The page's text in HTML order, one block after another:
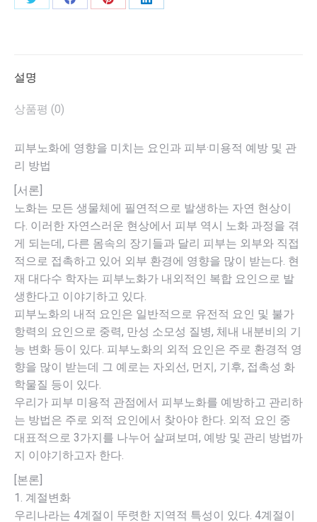
요
과
부
·
용
적
예
방
및
관
리
방
법
수
량
Share
Share
Share
Share
설명
상품평 (0)
피부노화에 영향을 미치는 요인과 피부·미용적 예방 및 관
리 방법
[서론]
노화는 모든 생물체에 필연적으로 발생하는 자연 현상이
다. 이러한 자연스러운 현상에서 피부 역시 노화 과정을 겪
게 되는데, 다른 몸속의 장기들과 달리 피부는 외부와 직접
적으로 접촉하고 있어 외부 환경에 영향을 많이 받는다. 현
재 대다수 학자는 피부노화가 내외적인 복합 요인으로 발
생한다고 이야기하고 있다.
피부노화의 내적 요인은 일반적으로 유전적 요인 및 불가
항력의 요인으로 중력, 만성 소모성 질병, 체내 내분비의 기
능 변화 등이 있다. 피부노화의 외적 요인은 주로 환경적 영
향을 많이 받는데 그 예로는 자외선, 먼지, 기후, 접촉성 화
학물질 등이 있다.
우리가 피부 미용적 관점에서 피부노화를 예방하고 관리하
는 방법은 주로 외적 요인에서 찾아야 한다. 외적 요인 중
대표적으로 3가지를 나누어 살펴보며, 예방 및 관리 방법까
지 이야기하고자 한다.
[본론]
1. 계절변화
우리나라는 4계절이 뚜렷한 지역적 특성이 있다. 4계절이